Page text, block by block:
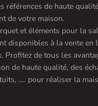
références de haute
de votre maison.
et éléments pour la
disponibles à la vente en
Profitez de tous les
de haute qualité, des
…. pour réaliser la